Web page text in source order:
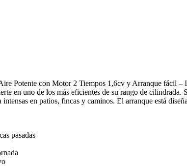
Potente con Motor 2 Tiempos 1,6cv y Arranque fácil –
en uno de los más eficientes de su rango de cilindrada.
en patios, fincas y caminos. El arranque está
pasadas